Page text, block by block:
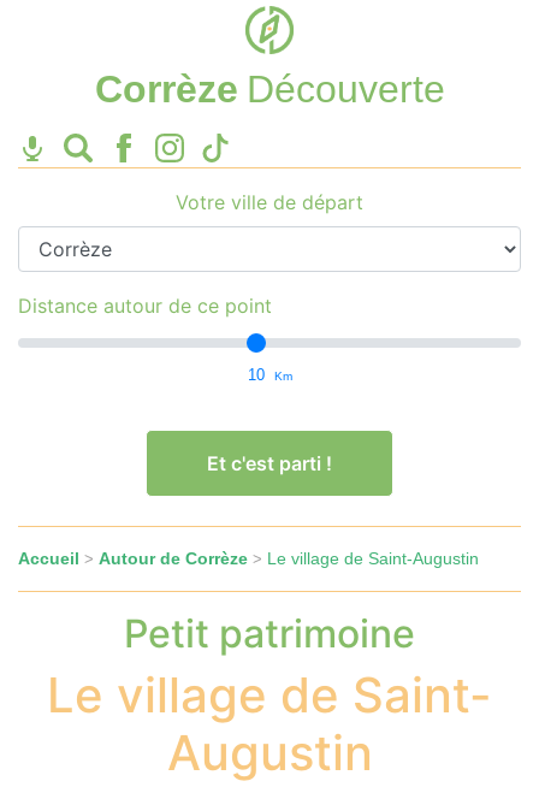
Corrèze Découverte
Votre ville de départ
Distance autour de ce point
10 Km
Et c'est parti !
Accueil > Autour de Corrèze > Le village de Saint-Augustin
Petit patrimoine
Le village de Saint-
Augustin